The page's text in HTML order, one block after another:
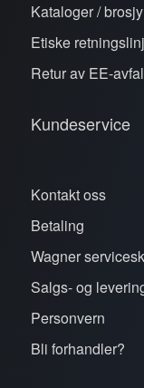
Kataloger /
Etiske
Retur av EE-
Kundeservice
Kontakt oss
Betaling
Wagner
Salgs- og
Personvern
Bli forhandler?